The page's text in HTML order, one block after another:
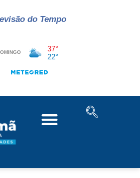
do Tempo